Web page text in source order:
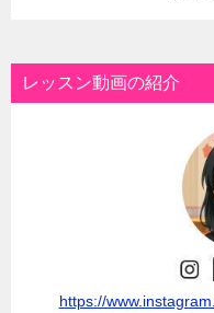
レッスン動画の紹介
https://